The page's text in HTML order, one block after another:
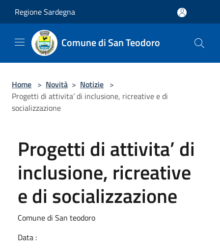
Regione Sardegna
Comune di San Teodoro
Home > Novità > Notizie >
Progetti di attivita’ di inclusione, ricreative e di
socializzazione
Progetti di attivita’ di
inclusione, ricreative
e di socializzazione
Comune di San teodoro
Data :